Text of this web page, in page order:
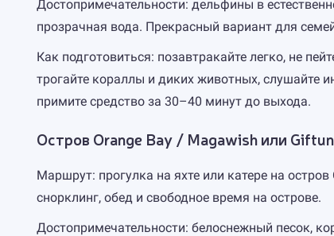
Достопримечательности: дельфины в
прозрачная вода. Прекрасный вариант для
Как подготовиться: позавтракайте легко, не
трогайте кораллы и диких животных, слушайте
примите средство за 30–40 минут до выхода.
Остров Orange Bay / Magawish или
Маршрут: прогулка на яхте или катере на
снорклинг, обед и свободное время на острове.
Достопримечательности: белоснежный песок,